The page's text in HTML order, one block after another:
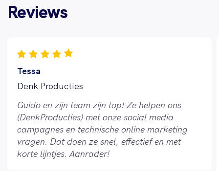
Reviews
Tessa
Denk Producties
Guido en zijn team zijn top! Ze helpen ons
(DenkProducties) met onze social media
campagnes en technische online marketing
vragen. Dat doen ze snel, effectief en met
korte lijntjes. Aanrader!